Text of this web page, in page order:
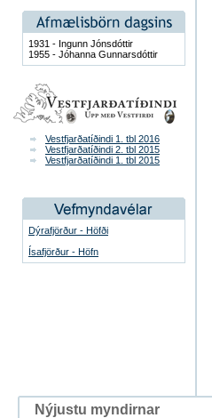
1931 - Ingunn Jónsdóttir
1955 - Jóhanna Gunnarsdóttir
Vestfjarðatíðindi 1. tbl 2016
Vestfjarðatíðindi 2. tbl 2015
Vestfjarðatíðindi 1. tbl 2015
Dýrafjörður - Höfði
Ísafjörður - Höfn
Nýjustu myndirnar